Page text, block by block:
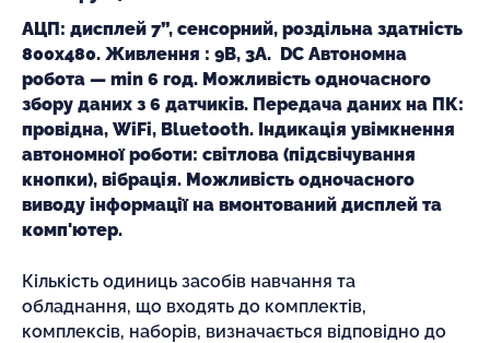
АЦП: дисплей 7”, сенсорний, роздільна здатність
800х480. Живлення : 9В, 3А. DC Автономна
робота — min 6 год. Можливість одночасного
збору даних з 6 датчиків. Передача даних на ПК:
провідна, WiFi, Bluetooth. Індикація увімкнення
автономної роботи: світлова (підсвічування
кнопки), вібрація. Можливість одночасного
виводу інформації на вмонтований дисплей та
комп'ютер.
Кількість одиниць засобів навчання та
обладнання, що входять до комплектів,
комплексів, наборів, визначається відповідно до